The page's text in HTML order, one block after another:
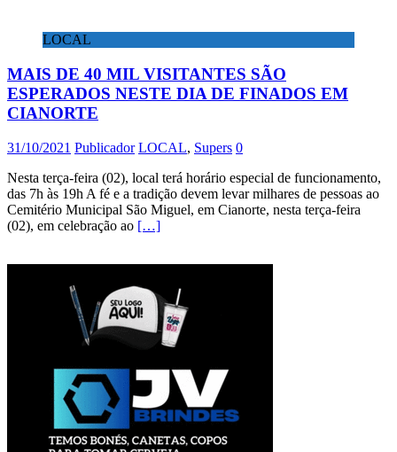
LOCAL
MAIS DE 40 MIL VISITANTES SÃO
ESPERADOS NESTE DIA DE FINADOS EM
CIANORTE
31/10/2021 Publicador LOCAL, Supers 0
Nesta terça-feira (02), local terá horário especial de funcionamento,
das 7h às 19h A fé e a tradição devem levar milhares de pessoas ao
Cemitério Municipal São Miguel, em Cianorte, nesta terça-feira
(02), em celebração ao […]